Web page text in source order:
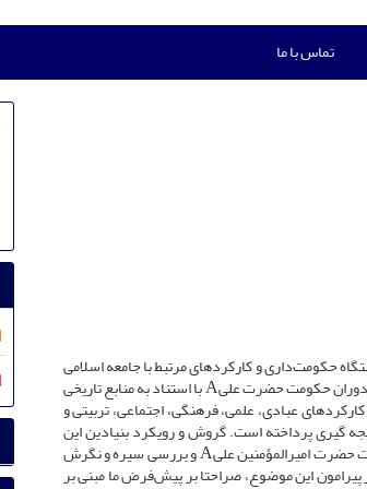
تماس با ما
حکومت‌داری و کارکردهای مرتبط با جامعه اسلامی
دوران حکومت حضرت علیA با استناد به منابع تاریخى
عبادی، علمی، فرهنگی، اجتماعی، تربیتی و
گیرى پرداخته است. گروش و رویکرد بنیادین این
امیرالمؤمنین علیA و بررسی سیره و نگرش
پیرامون این موضوع، صراحتا بر پیش‌فرض ما مبنی بر